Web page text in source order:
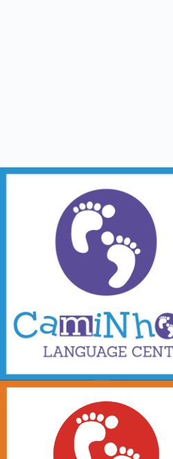
Cursos de Portugués, Cursos de Inglés &
Servicios de Visa de
Únete
Trabajo